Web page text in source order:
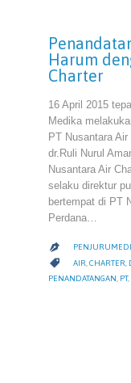
Harum
Charter
16 April 2015
Medika
PT Nusantara
dr.Ruli Nurul
Nusantara Air
selaku direktur
bertempat di PT
Perdana…

 CATEGORY
AIR CHARTER
PENANDATANGAN PT,